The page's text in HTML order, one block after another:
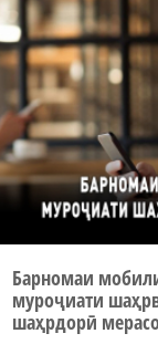
Барномаи
муроҷиати
шаҳрдорӣ